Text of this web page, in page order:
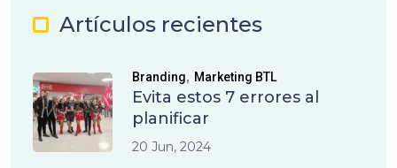
Artículos recientes
Branding, Marketing BTL
Evita estos 7 errores al
planificar
20 Jun, 2024